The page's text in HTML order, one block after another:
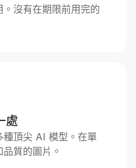
沒有在期限前用完的
處
種頂尖 AI 模型。在單
質的圖片。